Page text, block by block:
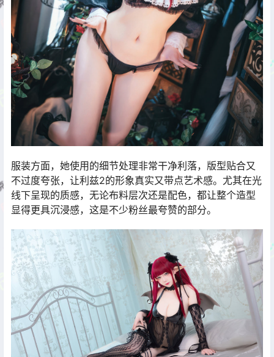
服装方面，她使用的细节处理非常干净利落，版型贴合又
不过度夸张，让利兹2的形象真实又带点艺术感。尤其在光
线下呈现的质感，无论布料层次还是配色，都让整个造型
显得更具沉浸感，这是不少粉丝最夸赞的部分。